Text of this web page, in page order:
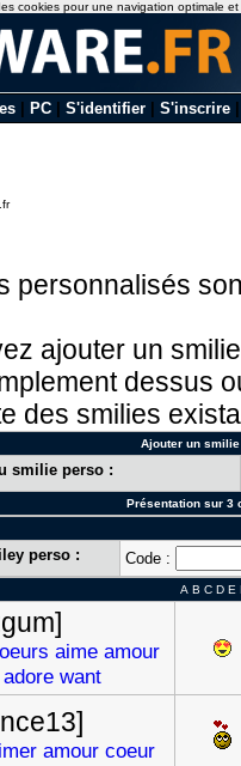
PC S'identifier S'inscrire
personnalisés
ajouter un
dessus
des smilies
Ajouter un
smilie perso :
Présentation sur 3
perso : Code :
A B C D E
aime amour
adore want
amour coeur
cookies pour une navigation optimale